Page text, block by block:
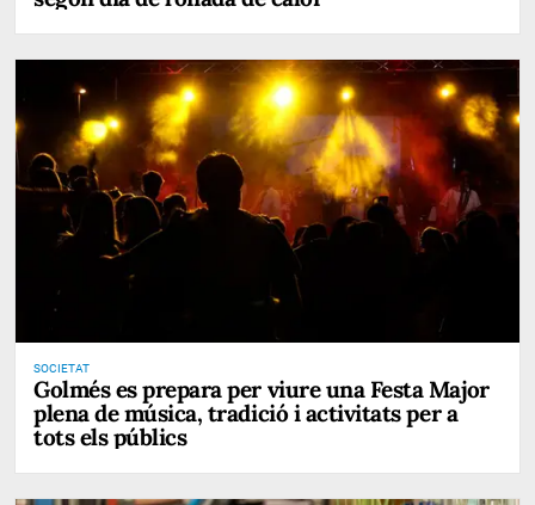
SOCIETAT
Golmés es prepara per viure una Festa Major
plena de música, tradició i activitats per a
tots els públics